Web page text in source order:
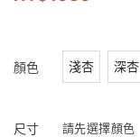
顏色 淺杏 深杏
尺寸 請先選擇顏色